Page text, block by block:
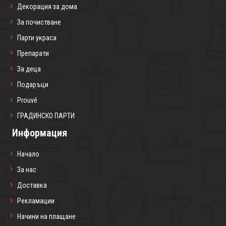
Декорация за дома
За почистване
Парти украса
Препарати
За деца
Подаръци
Prouvé
ГРАДИНСКО ПАРТИ
Информация
Начало
За нас
Доставка
Рекламации
Начини на плащане